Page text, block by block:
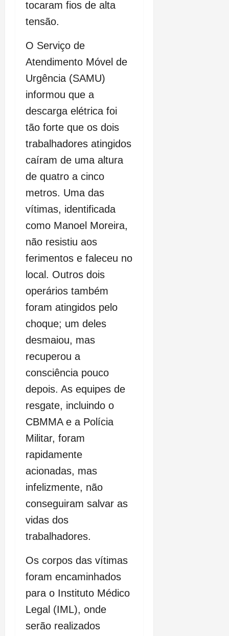
tocaram fios de alta
tensão.
O Serviço de
Atendimento Móvel de
Urgência (SAMU)
informou que a
descarga elétrica foi
tão forte que os dois
trabalhadores atingidos
caíram de uma altura
de quatro a cinco
metros. Uma das
vítimas, identificada
como Manoel Moreira,
não resistiu aos
ferimentos e faleceu no
local. Outros dois
operários também
foram atingidos pelo
choque; um deles
desmaiou, mas
recuperou a
consciência pouco
depois. As equipes de
resgate, incluindo o
CBMMA e a Polícia
Militar, foram
rapidamente
acionadas, mas
infelizmente, não
conseguiram salvar as
vidas dos
trabalhadores.
Os corpos das vítimas
foram encaminhados
para o Instituto Médico
Legal (IML), onde
serão realizados